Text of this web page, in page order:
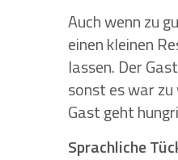
Auch wenn zu
einen kleinen
lassen. Der
sonst es war zu
Gast geht
Sprachliche